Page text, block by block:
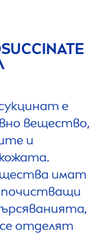
е
вещество,
и
имат
почистващи
отделят